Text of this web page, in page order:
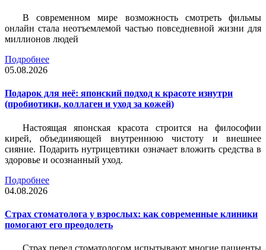
В современном мире возможность смотреть фильмы
онлайн стала неотъемлемой частью повседневной жизни для
миллионов людей
Подробнее
05.08.2026
Подарок для неё: японский подход к красоте изнутри
(пробиотики, коллаген и уход за кожей)
Настоящая японская красота строится на философии
кирей, объединяющей внутреннюю чистоту и внешнее
сияние. Подарить нутрицевтики означает вложить средства в
здоровье и осознанный уход.
Подробнее
04.08.2026
Страх стоматолога у взрослых: как современные клиники
помогают его преодолеть